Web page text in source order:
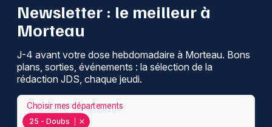
Newsletter : le meilleur à
Morteau
J-4 avant votre dose hebdomadaire à Morteau. Bons
plans, sorties, événements : la sélection de la
rédaction JDS, chaque jeudi.
25 - Doubs
Choisir mes départements